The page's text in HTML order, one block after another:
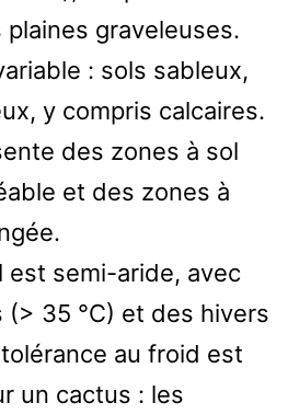
graveleuses.
: sols sableux,
y compris calcaires.
des zones à sol
et des zones à
est semi-aride, avec
35 °C) et des hivers
au froid est
un cactus : les